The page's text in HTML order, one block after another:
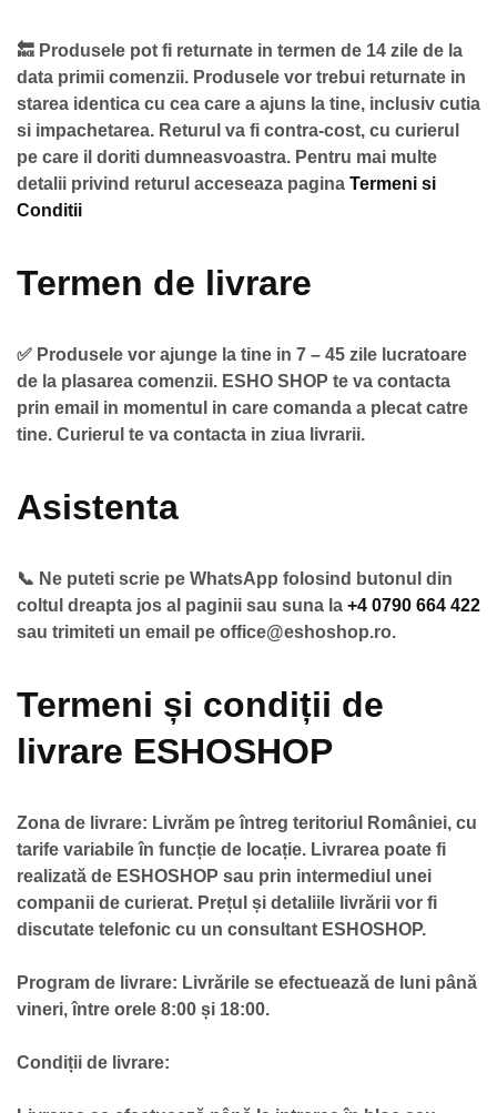
🔙 Produsele pot fi returnate in termen de 14 zile de la
data primii comenzii. Produsele vor trebui returnate in
starea identica cu cea care a ajuns la tine, inclusiv cutia
si impachetarea. Returul va fi contra-cost, cu curierul
pe care il doriti dumneasvoastra. Pentru mai multe
detalii privind returul acceseaza pagina Termeni si
Conditii
Termen de livrare
✅ Produsele vor ajunge la tine in 7 – 45 zile lucratoare
de la plasarea comenzii. ESHO SHOP te va contacta
prin email in momentul in care comanda a plecat catre
tine. Curierul te va contacta in ziua livrarii.
Asistenta
📞 Ne puteti scrie pe WhatsApp folosind butonul din
coltul dreapta jos al paginii sau suna la +4 0790 664 422
sau trimiteti un email pe office@eshoshop.ro.
Termeni și condiții de
livrare ESHOSHOP
Zona de livrare: Livrăm pe întreg teritoriul României, cu
tarife variabile în funcție de locație. Livrarea poate fi
realizată de ESHOSHOP sau prin intermediul unei
companii de curierat. Prețul și detaliile livrării vor fi
discutate telefonic cu un consultant ESHOSHOP.
Program de livrare: Livrările se efectuează de luni până
vineri, între orele 8:00 și 18:00.
Condiții de livrare: